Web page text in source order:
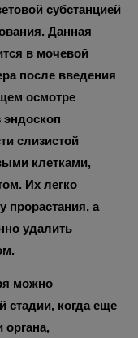
субстанцией
Данная
в мочевой
после введения
осмотре
эндоскоп
слизистой
клетками,
Их легко
прорастания, а
удалить
можно
стадии, когда еще
органа,